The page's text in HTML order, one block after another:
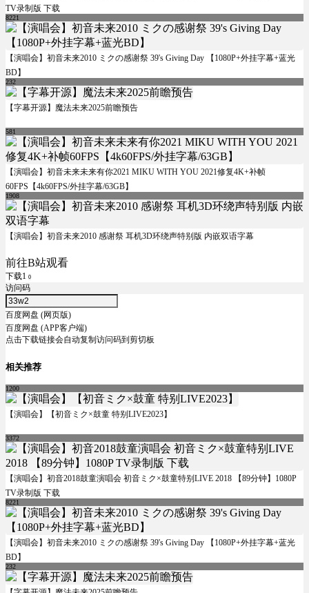
TV录制版 下载
8221
【演唱会】初音未来2010 ミクの感谢祭 39's Giving Day 【1080P+外挂字幕+蓝光
BD】
232
【字幕开源】魔法未来2025前瞻预告
581
【演唱会】初音未来未来有你2021 MIKU WITH YOU 2021修复4K+补帧
60FPS【4k60FPS/外挂字幕/63GB】
1908
【演唱会】初音未来2010 感谢祭 耳机3D环绕声特别版 内嵌双语字幕
前往B站观看
下载1 0
访问码
百度网盘 (网页版)
百度网盘 (APP客户端)
点击下载链接会自动复制访问码到剪切板
相关推荐
1200
【演唱会】【初音ミク×鼓童 特别LIVE2023】
3372
【演唱会】初音2018鼓童演唱会 初音ミク×鼓童特别LIVE 2018 【89分钟】1080P
TV录制版 下载
8221
【演唱会】初音未来2010 ミクの感谢祭 39's Giving Day 【1080P+外挂字幕+蓝光
BD】
232